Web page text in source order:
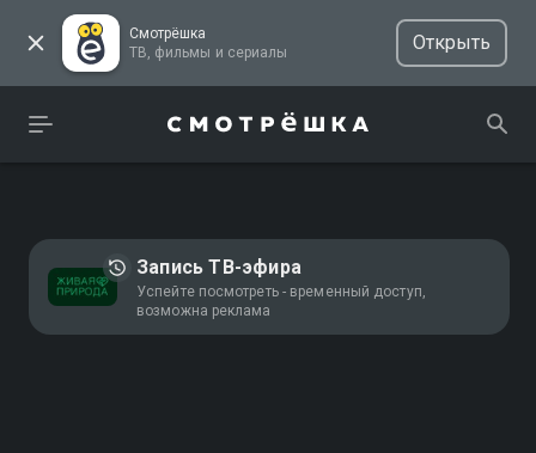
Смотрёшка
ТВ, фильмы и сериалы
Открыть
Запись ТВ-эфира
Успейте посмотреть - временный доступ,
возможна реклама